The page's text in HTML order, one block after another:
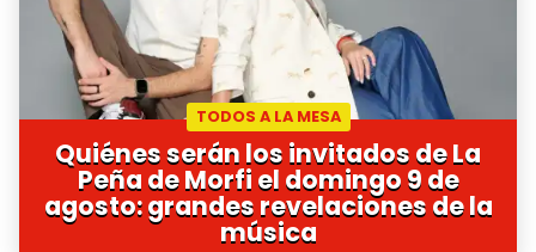
TODOS A LA MESA
Quiénes serán los invitados de La
Peña de Morfi el domingo 9 de
agosto: grandes revelaciones de la
música